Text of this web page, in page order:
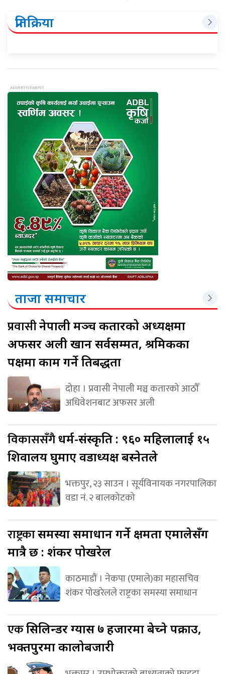
प्रतिक्रिया
ताजा समाचार
प्रवासीनेपाली मञ्च कतारको अध्यक्षमा
अफसर अली खान सर्वसम्मत, श्रमिकका
पक्षमा काम गर्ने प्रतिबद्धता
दोहा । प्रवासी नेपाली मञ्च कतारको आठौँ
अधिवेशनबाट अफसर अली
विकाससँगैधर्म-संस्कृति : ९६० महिलालाई १५
शिवालय घुमाए वडाध्यक्ष बस्नेतले
भक्तपुर, २३ साउन । सूर्यविनायक नगरपालिका
वडा नं. २ बालकोटको
राष्ट्रकासमस्या समाधान गर्ने क्षमता एमालेसँग
मात्रै छ : शंकर पोखरेल
काठमाडौं । नेकपा (एमाले)का महासचिव
शंकर पोखरेलले राष्ट्रका समस्या समाधान
एकसिलिन्डर ग्यास ७ हजारमा बेच्ने पक्राउ,
भक्तपुरमा कालोबजारी